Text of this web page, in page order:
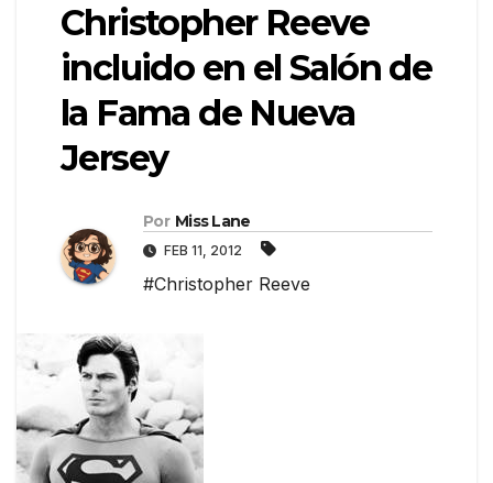
Christopher Reeve
incluido en el Salón de
la Fama de Nueva
Jersey
Por Miss Lane
FEB 11, 2012
#Christopher Reeve